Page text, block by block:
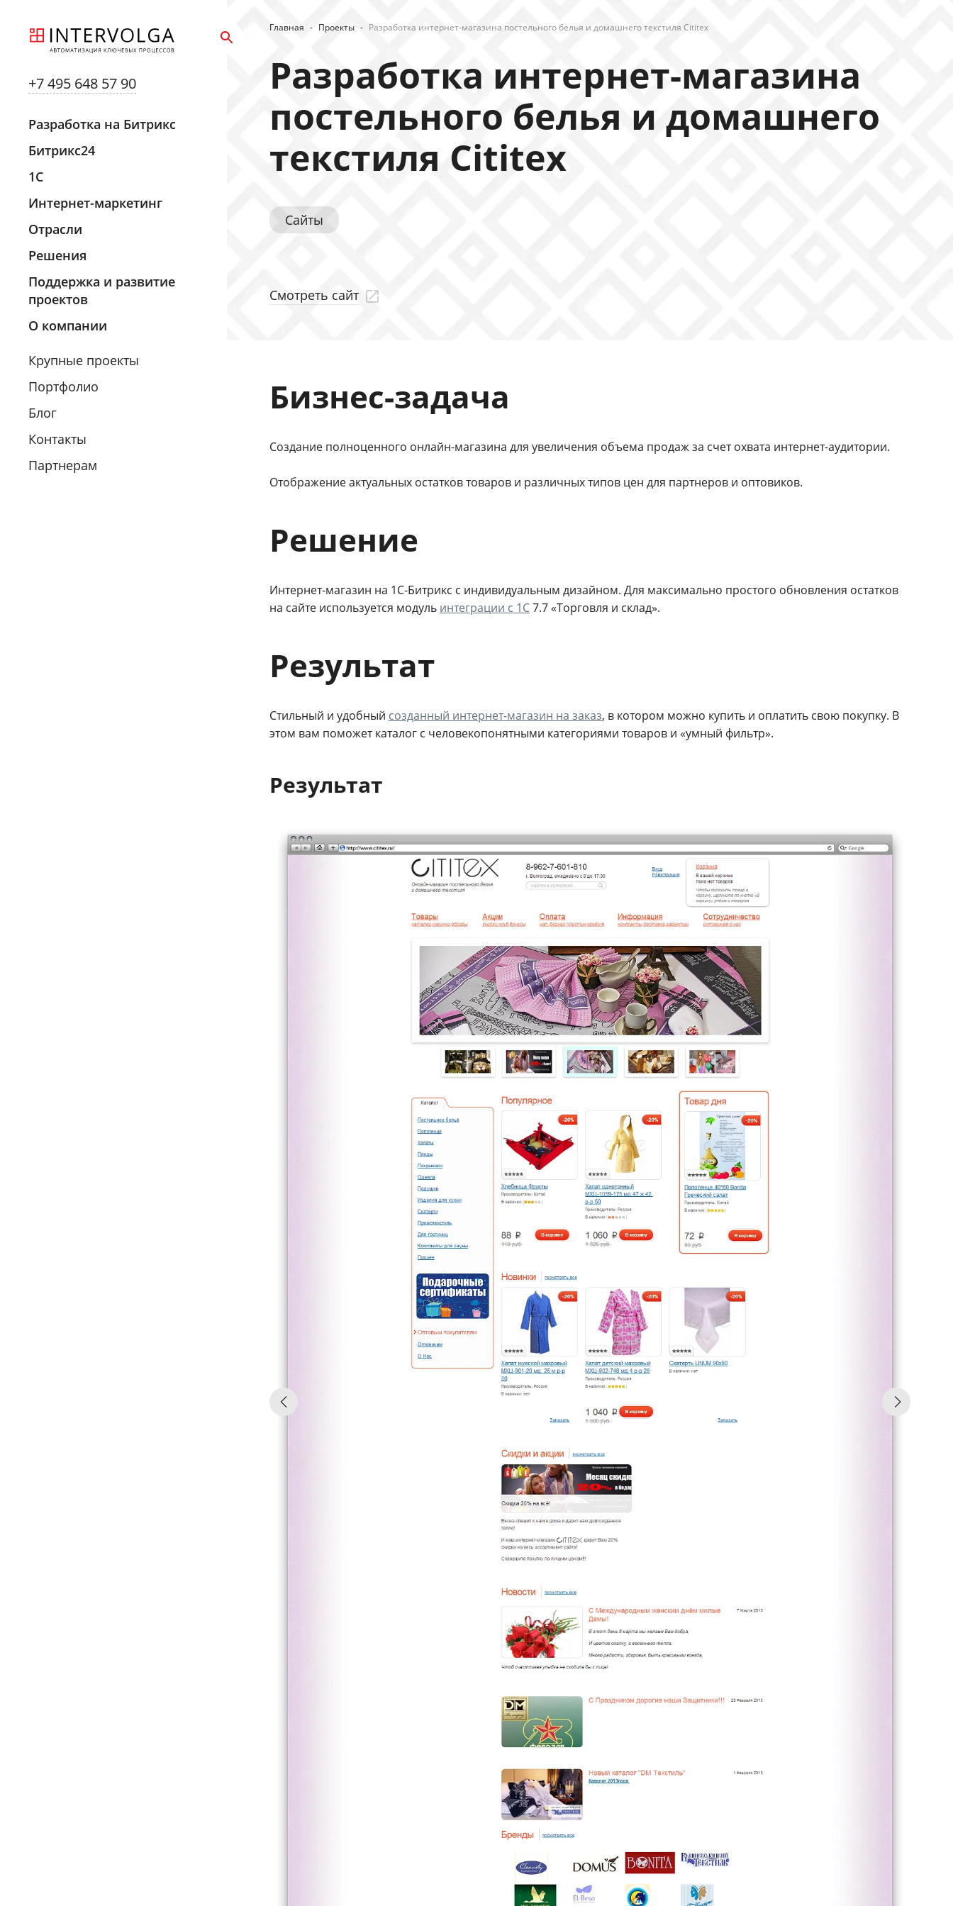
+7 495 648 57 90
Разработка на Битрикс
Битрикс24
1С
Интернет-маркетинг
Отрасли
Решения
Поддержка и развитие
проектов
О компании
Крупные проекты
Портфолио
Блог
Контакты
Партнерам
Главная - Проекты - Разработка интернет-магазина постельного белья и домашнего текстиля Cititex
Разработка интернет-магазина
постельного белья и домашнего
текстиля Cititex
Сайты
Смотреть сайт
Бизнес-задача
Создание полноценного онлайн-магазина для увеличения объема продаж за счет охвата интернет-аудитории.
Отображение актуальных остатков товаров и различных типов цен для партнеров и оптовиков.
Решение
Интернет-магазин на 1С-Битрикс с индивидуальным дизайном. Для максимально простого обновления остатков
на сайте используется модуль интеграции с 1С7.7 «Торговля и склад».
Результат
Стильный и удобный созданный интернет-магазин на заказ, в котором можно купить и оплатить свою покупку. В
этом вам поможет каталог с человекопонятными категориями товаров и «умный фильтр».
Результат